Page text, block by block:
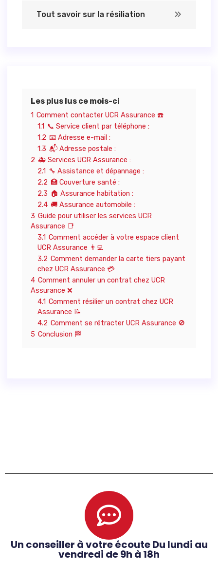
Tout savoir sur la résiliation
Les plus lus ce mois-ci
1 Comment contacter UCR Assurance ☎️
1.1 📞 Service client par téléphone :
1.2 📧 Adresse e-mail :
1.3 📬 Adresse postale :
2 🚑 Services UCR Assurance :
2.1 🔧 Assistance et dépannage :
2.2 🏥 Couverture santé :
2.3 🏠 Assurance habitation :
2.4 🚚 Assurance automobile :
3 Guide pour utiliser les services UCR
Assurance 📑
3.1 Comment accéder à votre espace client
UCR Assurance 👨‍💻
3.2 Comment demander la carte tiers payant
chez UCR Assurance 💳
4 Comment annuler un contrat chez UCR
Assurance ❌
4.1 Comment résilier un contrat chez UCR
Assurance 📝
4.2 Comment se rétracter UCR Assurance 🚫
5 Conclusion 🏁
Un conseiller à votre écoute Du lundi au
vendredi de 9h à 18h